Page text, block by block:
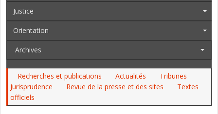
Justice
Orientation
Archives
Recherches et publications Actualités
Tribunes
Jurisprudence
Revue de la presse et des sites
Textes
officiels